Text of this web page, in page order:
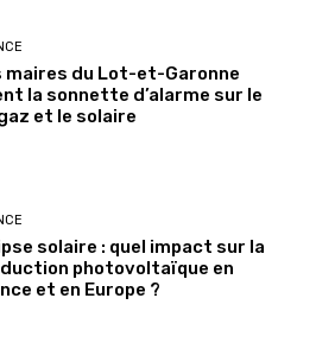
maires du Lot-et-Garonne
la sonnette d’alarme sur le
et le solaire
solaire : quel impact sur la
photovoltaïque en
et en Europe ?